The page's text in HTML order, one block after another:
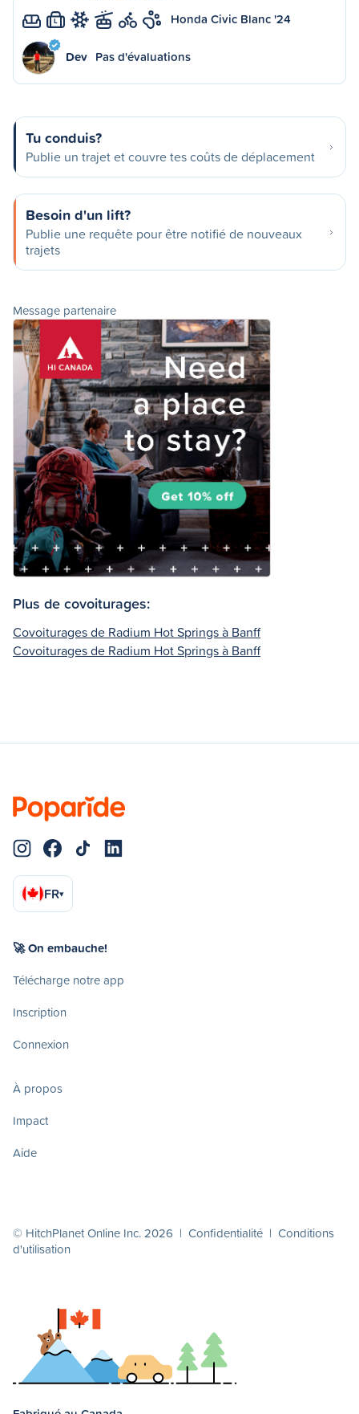
L Honda Civic Blanc '24
Dev Pas d'évaluations
Tu conduis?
Publie un trajet et couvre tes coûts de déplacement
Besoin d'un lift?
Publie une requête pour être notifié de nouveaux
trajets
Message partenaire
Plus de covoiturages:
Covoiturages de Radium Hot Springs à Banff
Covoiturages de Radium Hot Springs à Banff
FR▾
🚀 On embauche!
Télécharge notre app
Inscription
Connexion
À propos
Impact
Aide
© HitchPlanet Online Inc. 2026 | Confidentialité | Conditions
d'utilisation